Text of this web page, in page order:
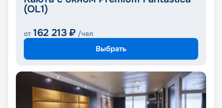
(OL1)
от 162 213 ₽ /чел
Выбрать